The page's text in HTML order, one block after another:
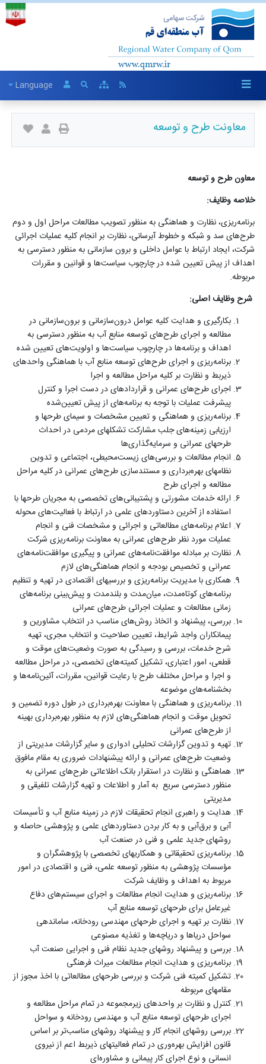
Language
معاونت طرح و توسعه
معاون طرح و توسعه
خلاصه وظایف:
برنامه‌ریزی، نظارت و هماهنگی به منظور تصویب مطالعات مراحل اول و دوم
طرح‌های سد و شبکه و خطوط آبرسانی، نظارت بر انجام کلیه عملیات اجرائی
شرکت، ایجاد ارتباط با عوامل داخلی و برون سازمانی به منظور دسترسی به
اهداف از پیش تعیین شده در چارچوب سیاست‌ها و قوانین و مقررات
مربوطه.
شرح وظایف اصلی:
بکارگیری و هدایت کلیه عوامل درون‌سازمانی و برون‌سازمانی در
مطالعه و اجرای طرح‌های توسعه منابع آب به منظور دسترسی به
اهداف و برنامه‌ها در چارچوب سیاست‌ها و اولویت‌های تعیین شده
برنامه‌ریزی و اجرای طرح‌های توسعه منابع آب با هماهنگی واحدهای
ذیربط و نظارت بر کلیه مراحل مطالعه و اجرا
اجرای طرح‌های عمرانی و قراردادهای در دست اجرا و کنترل
پیشرفت عملیات با توجه به برنامه‌های از پیش تعیین‌شده
برنامه‌ریزی و هماهنگی و تعیین مشخصات و سیمای طرحها و
ارزیابی زمینه‌های جلب مشارکت تشکلهای مردمی در احداث
طرحهای عمرانی و سرمایه‌گذاری‌ها
انجام مطالعات و بررسی‌های زیست‌محیطی، اجتماعی و تدوین
نظامهای بهره‌برداری و مستندسازی طرح‌های عمرانی در کلیه مراحل
مطالعه و اجرای طرح
ارائه خدمات مشورتی و پشتیبانی‌های تخصصی به مجریان طرحها با
استفاده از آخرین دستاوردهای علمی در ارتباط با فعالیت‌های محوله
اعلام برنامه‌های مطالعاتی و اجرائی و مشخصات فنی و انجام
عملیات مورد نظر طرح‌های عمرانی به معاونت برنامه‌ریزی شرکت
نظارت بر مبادله موافقت‌نامه‌های عمرانی و پیگیری موافقت‌نامه‌های
عمرانی و تخصیص بودجه و انجام هماهنگی‌های لازم
همکاری با مدیریت برنامه‌ریزی و بررسیهای اقتصادی در تهیه و تنظیم
برنامه‌های کوتاه‌مدت، میان‌مدت و بلندمدت و پیش‌بینی برنامه‌های
زمانی مطالعات و عملیات اجرائی طرح‌های عمرانی
بررسی، پیشنهاد و اتخاذ روش‌های مناسب در انتخاب مشاورین و
پیمانکاران واجد شرایط، تعیین صلاحیت و انتخاب مجری، تهیه
شرح خدمات، بررسی و رسیدگی به صورت وضعیت‌های موقت و
قطعی، امور اعتباری، تشکیل کمیته‌های تخصصی، در مراحل مطالعه
و اجرا و مراحل مختلف طرح با رعایت قوانین، مقررات، آئین‌نامه‌ها و
بخشنامه‌های موضوعه
برنامه‌ریزی و هماهنگی با معاونت بهره‌برداری در طول دوره تضمین و
تحویل موقت و انجام هماهنگی‌های لازم به منظور بهره‌برداری بهینه
از طرح‌های عمرانی
تهیه و تدوین گزارشات تحلیلی ادواری و سایر گزارشات مدیریتی از
وضعیت طرح‌های عمرانی و ارائه پیشنهادات ضروری به مقام مافوق
هماهنگی و نظارت در استقرار بانک اطلاعاتی طرح‌های عمرانی به
منظور دسترسی سریع به آمار و اطلاعات و تهیه گزارشات تلفیقی و
مدیریتی
هدایت و راهبری انجام تحقیقات لازم در زمینه منابع آب و تأسیسات
آبی و برق‌آبی و به کار بردن دستاوردهای علمی و پژوهشی حاصله و
روشهای جدید علمی و فنی در صنعت آب
برنامه‌ریزی تحقیقاتی و همکاریهای تخصصی با پژوهشگران و
مؤسسات پژوهشی به منظور توسعه علمی، فنی و اقتصادی در امور
مربوط به اهداف و وظایف شرکت
برنامه‌ریزی و هدایت انجام مطالعات و اجرای سیستم‌های دفاع
غیرعامل برای طرحهای توسعه منابع آب
نظارت بر تهیه و اجرای طرحهای مهندسی رودخانه، ساماندهی
سواحل دریاها و دریاچه‌ها و تغذیه مصنوعی
بررسی و پیشنهاد روشهای جدید نظام فنی و اجرایی صنعت آب
برنامه‌ریزی و هدایت انجام مطالعات میراث فرهنگی
تشکیل کمیته فنی شرکت و بررسی طرحهای مطالعاتی با اخذ مجوز از
مقامهای مربوطه
کنترل و نظارت بر واحدهای زیرمجموعه در تمام مراحل مطالعه و
اجرای طرحهای توسعه منابع آب و مهندسی رودخانه و سواحل
بررسی روشهای انجام کار و پیشنهاد روشهای مناسب‌تر بر اساس
قانون افزایش بهره‌وری در تمام فعالیتهای ذیربط اعم از نیروی
انسانی و نوع اجرای کار پیمانی و مشاوره‌ای